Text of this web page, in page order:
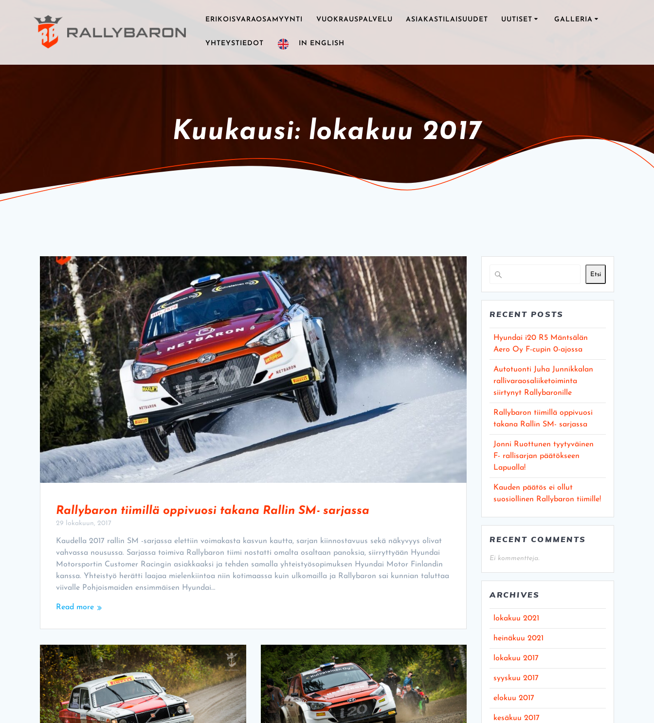
ERIKOISVARAOSAMYYNTI VUOKRAUSPALVELU ASIAKASTILAISUUDET UUTISET GALLERIA
YHTEYSTIEDOT IN ENGLISH
Kuukausi: lokakuu 2017
Rallybaron tiimillä oppivuosi takana Rallin SM- sarjassa
29 lokakuun, 2017
Kaudella 2017 rallin SM -sarjassa elettiin voimakasta kasvun kautta, sarjan kiinnostavuus sekä näkyvyys olivat
vahvassa nousussa. Sarjassa toimiva Rallybaron tiimi nostatti omalta osaltaan panoksia, siirryttyään Hyundai
Motorsportin Customer Racingin asiakkaaksi ja tehden samalla yhteistyösopimuksen Hyundai Motor Finlandin
kanssa. Yhteistyö herätti laajaa mielenkiintoa niin kotimaassa kuin ulkomailla ja Rallybaron sai kunnian taluttaa
viivalle Pohjoismaiden ensimmäisen Hyundai…
Read more
Etsi
RECENT POSTS
Hyundai i20 R5 Mäntsälän
Aero Oy F-cupin 0-ajossa
Autotuonti Juha Junnikkalan
rallivaraosaliiketoiminta
siirtynyt Rallybaronille
Rallybaron tiimillä oppivuosi
takana Rallin SM- sarjassa
Jonni Ruottunen tyytyväinen
F- rallisarjan päätökseen
Lapualla!
Kauden päätös ei ollut
suosiollinen Rallybaron tiimille!
RECENT COMMENTS
Ei kommentteja.
ARCHIVES
lokakuu 2021
heinäkuu 2021
lokakuu 2017
syyskuu 2017
elokuu 2017
kesäkuu 2017